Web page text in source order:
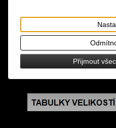
materiál: 100% polyester
design: vyšívaná zádová
rozměry: výška 17 cm,
Přijmout